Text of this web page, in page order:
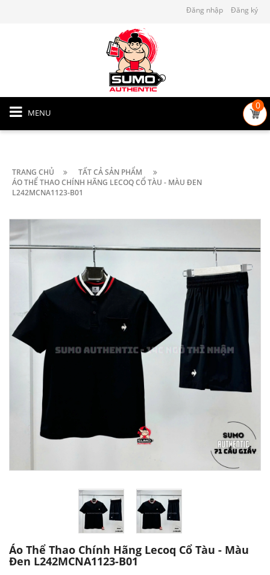
Đăng nhập Đăng ký
MENU
0
TRANG CHỦ
TẤT CẢ SẢN PHẨM
ÁO THỂ THAO CHÍNH HÃNG LECOQ CỔ TÀU - MÀU ĐEN
L242MCNA1123-B01
Áo Thể Thao Chính Hãng Lecoq Cổ Tàu - Màu
Đen L242MCNA1123-B01